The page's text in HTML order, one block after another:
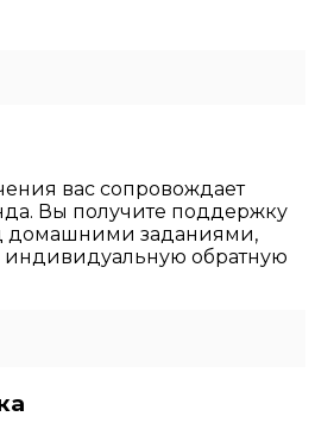
вас сопровождает
Вы получите поддержку
домашними заданиями,
индивидуальную обратную